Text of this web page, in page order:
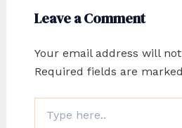
Leave a Comment
Your email address will
Required fields are marked
here..